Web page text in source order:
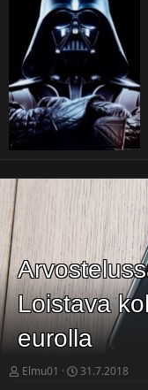
Loistava
eurolla
Elmu01 31.7.2018